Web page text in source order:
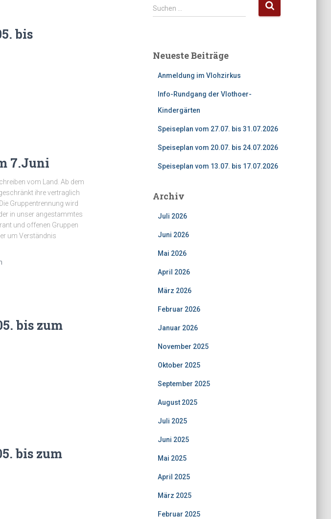
bis
7.Juni
vom Land. Ab dem
ihre vertraglich
Gruppentrennung wird
in unser angestammtes
und offenen Gruppen
um Verständnis
bis zum
bis zum
S
u
n
Suchen …
Neueste Beiträge
Anmeldung im Vlohzirkus
Info-Rundgang der Vlothoer-
Kindergärten
Speiseplan vom 27.07. bis 31.07.2026
Speiseplan vom 20.07. bis 24.07.2026
Speiseplan vom 13.07. bis 17.07.2026
Archiv
Juli 2026
Juni 2026
Mai 2026
April 2026
März 2026
Februar 2026
Januar 2026
November 2025
Oktober 2025
September 2025
August 2025
Juli 2025
Juni 2025
Mai 2025
April 2025
März 2025
Februar 2025